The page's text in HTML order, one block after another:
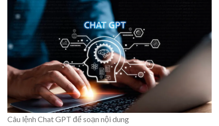
Câu lệnh Chat GPT để soạn nội dung